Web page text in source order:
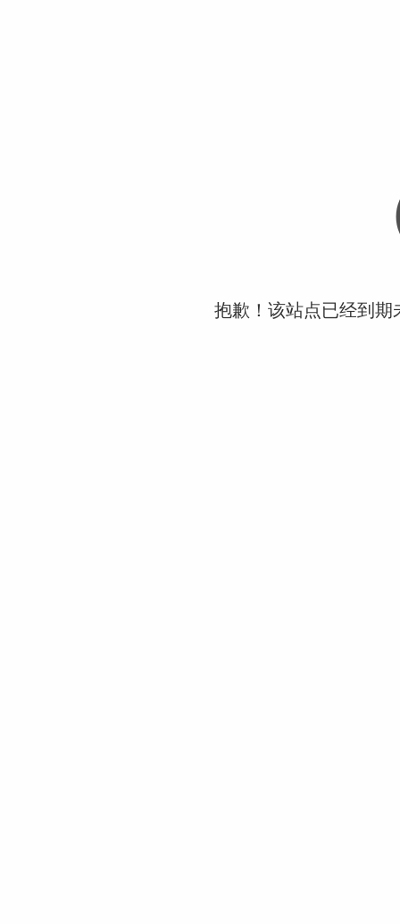
抱歉！该站点已经到